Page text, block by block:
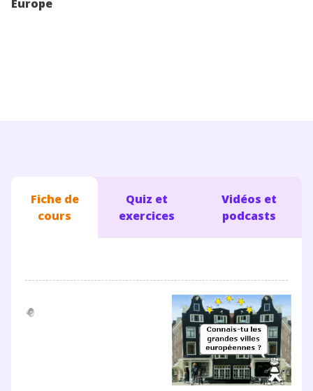
Europe
Fiche de
cours
Quiz et
exercices
Vidéos et
podcasts